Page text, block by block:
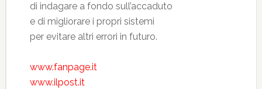
di indagare a fondo sull’accaduto
e di migliorare i propri sistemi
per evitare altri errori in futuro.
www.fanpage.it
www.ilpost.it